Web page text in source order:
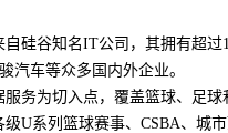
自硅谷知名IT公司，其拥有超过
汽车等众多国内外企业。
服务为切入点，覆盖篮球、足
级U系列篮球赛事、CSBA、城